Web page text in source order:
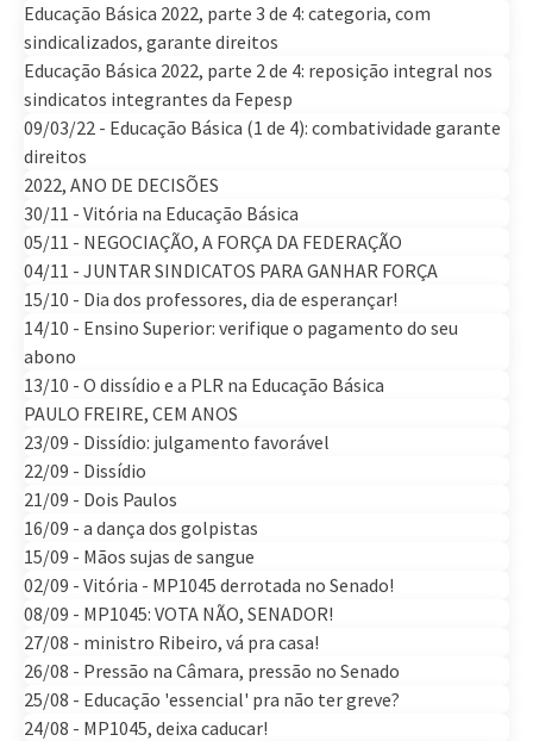
Educação Básica 2022, parte 3 de 4: categoria, com
sindicalizados, garante direitos
Educação Básica 2022, parte 2 de 4: reposição integral nos
sindicatos integrantes da Fepesp
09/03/22 - Educação Básica (1 de 4): combatividade garante
direitos
2022, ANO DE DECISÕES
30/11 - Vitória na Educação Básica
05/11 - NEGOCIAÇÃO, A FORÇA DA FEDERAÇÃO
04/11 - JUNTAR SINDICATOS PARA GANHAR FORÇA
15/10 - Dia dos professores, dia de esperançar!
14/10 - Ensino Superior: verifique o pagamento do seu
abono
13/10 - O dissídio e a PLR na Educação Básica
PAULO FREIRE, CEM ANOS
23/09 - Dissídio: julgamento favorável
22/09 - Dissídio
21/09 - Dois Paulos
16/09 - a dança dos golpistas
15/09 - Mãos sujas de sangue
02/09 - Vitória - MP1045 derrotada no Senado!
08/09 - MP1045: VOTA NÃO, SENADOR!
27/08 - ministro Ribeiro, vá pra casa!
26/08 - Pressão na Câmara, pressão no Senado
25/08 - Educação 'essencial' pra não ter greve?
24/08 - MP1045, deixa caducar!